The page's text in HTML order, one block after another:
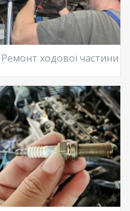
Ремонт ходової частини